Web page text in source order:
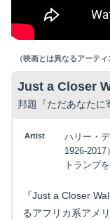
（映画とは異なるアーテ
Just a Closer
邦題『ただあなたに
Artist
ハリー・
1926-2017）
トランプ
『Just a Closer
るアフリカ系アメ